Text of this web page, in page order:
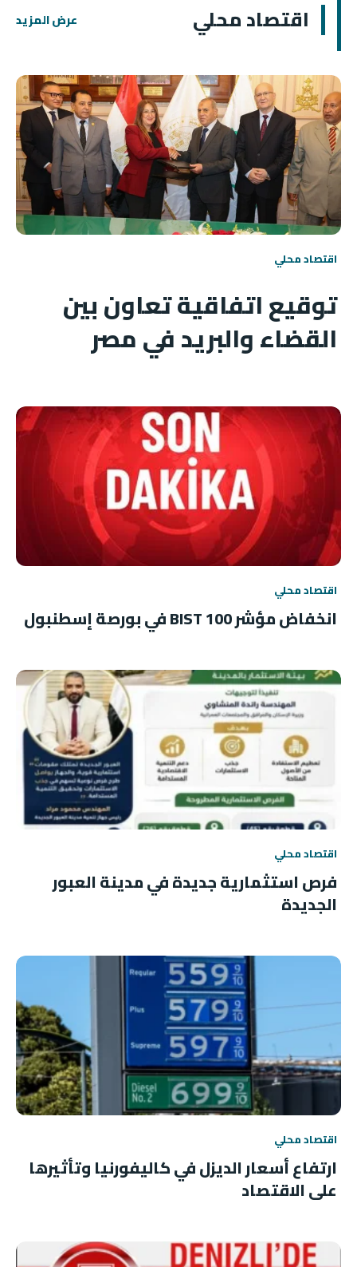
اقتصاد محلي عرض المزيد
اقتصاد محلي
توقيع اتفاقية تعاون بين
القضاء والبريد في مصر
اقتصاد محلي
انخفاض مؤشر BIST 100 في بورصة إسطنبول
اقتصاد محلي
فرص استثمارية جديدة في مدينة العبور
الجديدة
اقتصاد محلي
ارتفاع أسعار الديزل في كاليفورنيا وتأثيرها
على الاقتصاد